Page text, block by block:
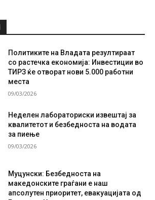
Политиките на Владата резултираат
со растечка економија: Инвестиции во
ТИРЗ ќе отворат нови 5.000 работни
места
09/03/2026
Неделен лабораториски извештај за
квалитетот и безбедноста на водата
за пиење
09/03/2026
Муцунски: Безбедноста на
македонските граѓани е наш
апсолутен приоритет, евакуацијата од